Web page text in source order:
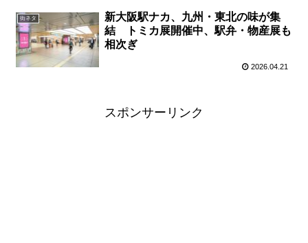
街ネタ
新大阪駅ナカ、九州・東北の味が集
結 トミカ展開催中、駅弁・物産展も
相次ぎ
2026.04.21
スポンサーリンク